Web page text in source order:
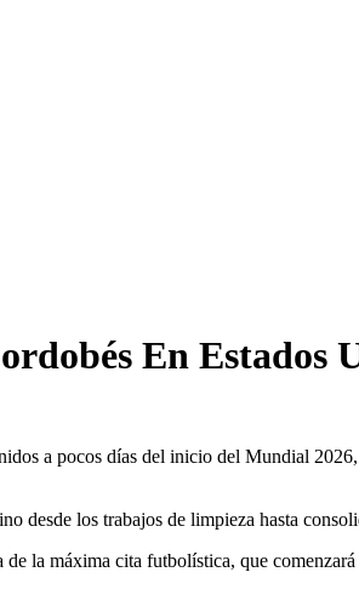
En Estados
a pocos días del inicio del Mundial
desde los trabajos de limpieza hasta
la máxima cita futbolística, que